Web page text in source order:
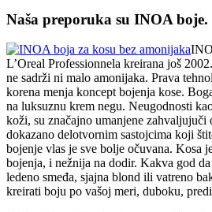
Naša preporuka su INOA boje.
L’Oreal Professionnela kreirana još
ne sadrži ni malo amonijaka. Prava
korena menja koncept bojenja kose.
na luksuznu krem negu. Neugodnosti
koži, su značajno umanjene
dokazano delotvornim sastojcima koji
bojenje vlas je sve bolje očuvana. Kosa
bojenja, i nežnija na dodir. Kakva god
ledeno smeđa, sjajna blond ili vatreno
kreirati boju po vašoj meri, duboku,